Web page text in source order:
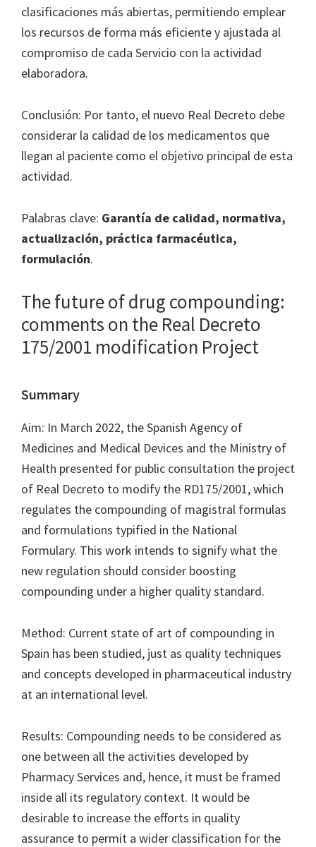
clasificaciones más abiertas, permitiendo emplear
los recursos de forma más eficiente y ajustada al
compromiso de cada Servicio con la actividad
elaboradora.
Conclusión: Por tanto, el nuevo Real Decreto debe
considerar la calidad de los medicamentos que
llegan al paciente como el objetivo principal de esta
actividad.
Palabras clave: Garantía de calidad, normativa,
actualización, práctica farmacéutica,
formulación.
The future of drug compounding:
comments on the Real Decreto
175/2001 modification Project
Summary
Aim: In March 2022, the Spanish Agency of
Medicines and Medical Devices and the Ministry of
Health presented for public consultation the project
of Real Decreto to modify the RD175/2001, which
regulates the compounding of magistral formulas
and formulations typified in the National
Formulary. This work intends to signify what the
new regulation should consider boosting
compounding under a higher quality standard.
Method: Current state of art of compounding in
Spain has been studied, just as quality techniques
and concepts developed in pharmaceutical industry
at an international level.
Results: Compounding needs to be considered as
one between all the activities developed by
Pharmacy Services and, hence, it must be framed
inside all its regulatory context. It would be
desirable to increase the efforts in quality
assurance to permit a wider classification for the